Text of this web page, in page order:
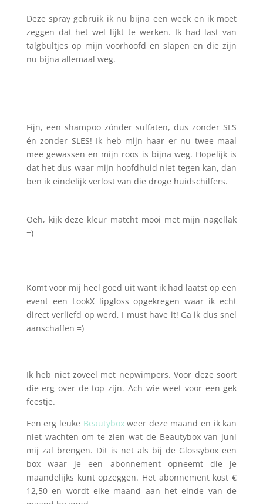
Deze spray gebruik ik nu bijna een week en ik moet
zeggen dat het wel lijkt te werken. Ik had last van
talgbultjes op mijn voorhoofd en slapen en die zijn
nu bijna allemaal weg.
Fijn, een shampoo zónder sulfaten, dus zonder SLS
én zonder SLES! Ik heb mijn haar er nu twee maal
mee gewassen en mijn roos is bijna weg. Hopelijk is
dat het dus waar mijn hoofdhuid niet tegen kan, dan
ben ik eindelijk verlost van die droge huidschilfers.
Oeh, kijk deze kleur matcht mooi met mijn nagellak
=)
Komt voor mij heel goed uit want ik had laatst op een
event een LookX lipgloss opgekregen waar ik echt
direct verliefd op werd, I must have it! Ga ik dus snel
aanschaffen =)
Ik heb niet zoveel met nepwimpers. Voor deze soort
die erg over de top zijn. Ach wie weet voor een gek
feestje.
Een erg leuke Beautyboxweer deze maand en ik kan
niet wachten om te zien wat de Beautybox van juni
mij zal brengen. Dit is net als bij de Glossybox een
box waar je een abonnement opneemt die je
maandelijks kunt opzeggen. Het abonnement kost €
12,50 en wordt elke maand aan het einde van de